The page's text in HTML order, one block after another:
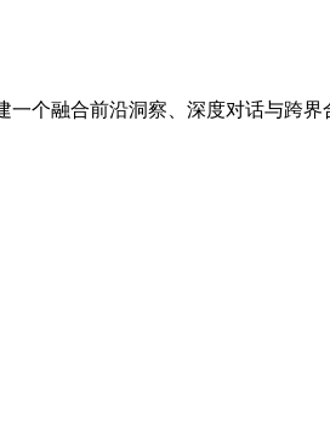
一个融合前沿洞察、深度对话与跨